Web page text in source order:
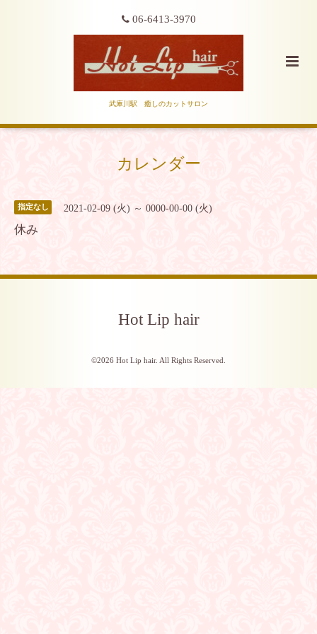
06-6413-3970
武庫川駅 癒しのカットサロン
カレンダー
指定なし 2021-02-09 (火) ～ 0000-00-00 (火)
休み
Hot Lip hair
©2026 Hot Lip hair. All Rights Reserved.